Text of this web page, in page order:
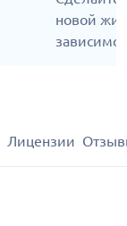
новой
Лицензии